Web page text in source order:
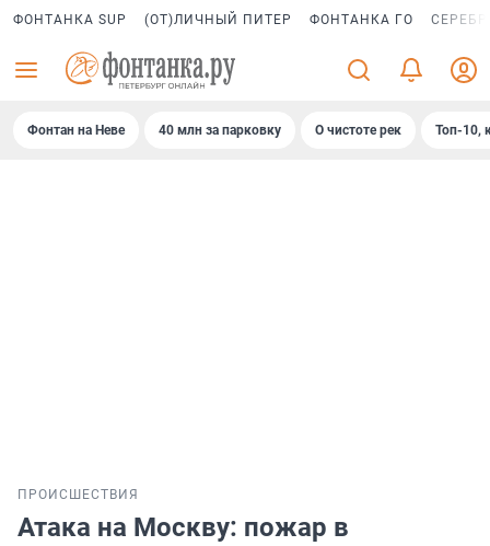
ФОНТАНКА SUP (ОТ)ЛИЧНЫЙ ПИТЕР ФОНТАНКА ГО
Фонтан на Неве 40 млн за парковку О чистоте рек Топ-10,
ПРОИСШЕСТВИЯ
Атака на Москву: пожар в